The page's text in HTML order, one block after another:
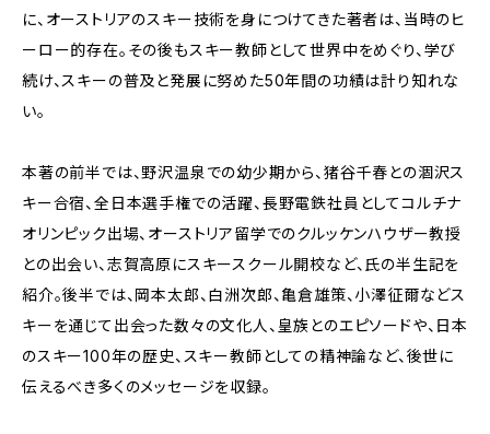
に、オーストリアのスキー技術を身につけてきた著者は、当時のヒ
ーロー的存在。その後もスキー教師として世界中をめぐり、学び
続け、スキーの普及と発展に努めた50年間の功績は計り知れな
い。
本著の前半では、野沢温泉での幼少期から、猪谷千春との涸沢ス
キー合宿、全日本選手権での活躍、長野電鉄社員としてコルチナ
オリンピック出場、オーストリア留学でのクルッケンハウザー教授
との出会い、志賀高原にスキースクール開校など、氏の半生記を
紹介。後半では、岡本太郎、白洲次郎、亀倉雄策、小澤征爾などス
キーを通じて出会った数々の文化人、皇族とのエピソードや、日本
のスキー100年の歴史、スキー教師としての精神論など、後世に
伝えるべき多くのメッセージを収録。